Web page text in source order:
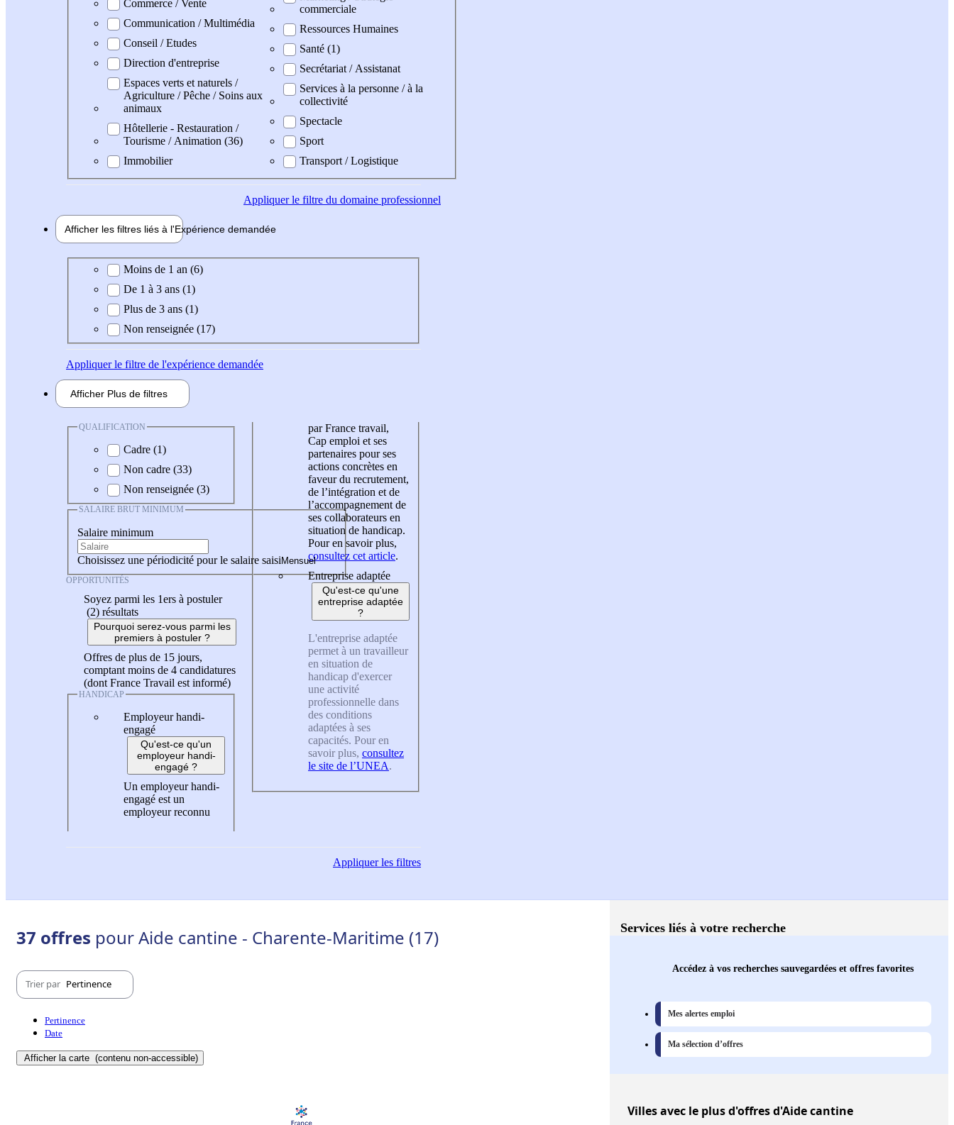
Commerce / Vente
Communication / Multimédia
Conseil / Etudes
Direction d'entreprise
Espaces verts et naturels /
Agriculture / Pêche / Soins aux
animaux
Hôtellerie - Restauration /
Tourisme / Animation (36)
Immobilier
commerciale
Ressources Humaines
Santé (1)
Secrétariat / Assistanat
Services à la personne / à la
collectivité
Spectacle
Sport
Transport / Logistique
Appliquerle filtre du domaine professionnel
Afficher les filtres liés à l'Expérience demandée
Expérience demandée
Moins de 1 an (6)
De 1 à 3 ans (1)
Plus de 3 ans (1)
Non renseignée (17)
Appliquerle filtre de l'expérience demandée
Afficher Plus de filtres
QUALIFICATION
Cadre (1)
Non cadre (33)
Non renseignée (3)
SALAIRE BRUT MINIMUM
Salaire minimum
Choisissez une périodicité pour le salaire saisi
OPPORTUNITÉS
Soyez parmi les 1ers à postuler
(2) résultats
Pourquoi serez-vous parmi les
premiers à postuler ?
Offres de plus de 15 jours,
comptant moins de 4 candidatures
(dont France Travail est informé)
HANDICAP
Employeur handi-
engagé
Qu'est-ce qu'un
employeur handi-
engagé ?
Un employeur handi-
engagé est un
employeur reconnu
par France travail,
Cap emploi et ses
partenaires pour ses
actions concrètes en
faveur du recrutement,
de l’intégration et de
l’accompagnement de
ses collaborateurs en
situation de handicap.
Pour en savoir plus,
consultez cet article.
Entreprise adaptée
Qu'est-ce qu'une
entreprise adaptée
?
L'entreprise adaptée
permet à un travailleur
en situation de
handicap d'exercer
une activité
professionnelle dans
des conditions
adaptées à ses
capacités. Pour en
savoir plus, consultez
le site de l’UNEA.
Appliquerles filtres
37 offres pour Aide cantine - Charente-Maritime (17)
Trier par Pertinence
Pertinence
Date
Afficher la carte (contenu non-accessible)
Services liés à votre recherche
Accédez à vos recherches sauvegardées et offres favorites
Mes alertes emploi
Ma sélection d’offres
Villesavec le plus d'offres d'Aide cantine